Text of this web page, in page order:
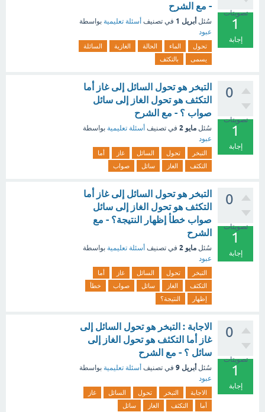
تصويتات
1
إجابة
- مع الشرح
سُئل أبريل 1 في تصنيف أسئلة تعليمية بواسطة
عبود
تحول الماء الحالة الغازية
السائلة
يسمى
بالتكثف
0
تصويتات
1
إجابة
التبخر هو تحول السائل إلى غاز أما
التكثف هو تحول الغاز إلى سائل
صواب ؟ - مع الشرح
سُئل مايو 2 في تصنيف أسئلة تعليمية بواسطة
عبود
التبخر تحول السائل غاز
أما
التكثف
الغاز سائل صواب
0
تصويتات
1
إجابة
التبخر هو تحول السائل إلى غاز أما
التكثف هو تحول الغاز إلى سائل
صواب خطأ إظهار النتيجة؟ - مع
الشرح
سُئل مايو 2 في تصنيف أسئلة تعليمية بواسطة
عبود
التبخر تحول السائل غاز
أما
التكثف
الغاز سائل صواب
خطأ
إظهار
النتيجة؟
0
تصويتات
1
إجابة
الاجابة : التبخر هو تحول السائل إلى
غاز أما التكثف هو تحول الغاز إلى
سائل ؟ - مع الشرح
سُئل أبريل 9 في تصنيف أسئلة تعليمية بواسطة
عبود
الاجابة التبخر تحول السائل
غاز
أما
التكثف الغاز سائل